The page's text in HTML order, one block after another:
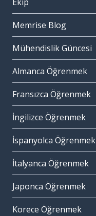
Memrise Blog
Mühendislik Güncesi
Almanca Öğrenmek
Fransızca Öğrenmek
İngilizce Öğrenmek
İspanyolca Öğrenmek
İtalyanca Öğrenmek
Japonca Öğrenmek
Korece Öğrenmek